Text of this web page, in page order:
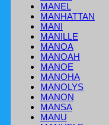
MANEL
MANHATTAN
MANI
MANILLE
MANOA
MANOAH
MANOE
MANOHA
MANOLYS
MANON
MANSA
MANU